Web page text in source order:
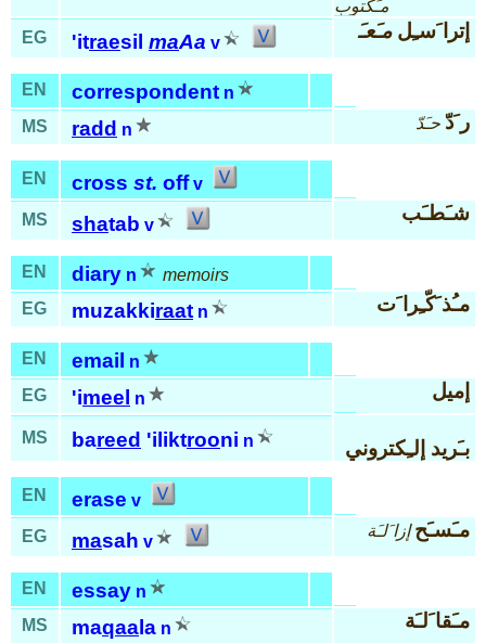
مـَكتوب
EG
'itraesil maAa v
إترا َسـِلمـَعـَ
EN correspondent n
MS
radd n ر َدّ حـَدّ
EN cross st. off v
MS
shatab v
شـَطـَب
EN diary n
memoirs
EG
muzakkiraat n مـُذ َكّـِرا َت
EN email
n
EG
'imeel n إميل
MS bareed 'iliktrooni n بـَريد إلـِكتروني
EN erase v
EG
masah v
مـَسـَح إزا َلـَة
EN essay n
MS
maqaa la n مـَقا َلـَة